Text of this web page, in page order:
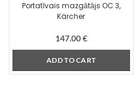
Portatīvais mazgātājs OC 3,
Kärcher
147.00€
ADD TO CART